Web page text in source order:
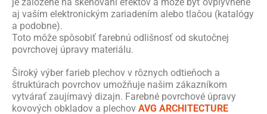
aj vaším elektronickým zariadením alebo tlačou (katalógy
a podobne).
Toto môže spôsobiť farebnú odlišnosť od skutočnej
povrchovej úpravy materiálu.
Široký výber farieb plechov v rôznych odtieňoch a
štruktúrach povrchov umožňuje našim zákazníkom
vytvárať zaujímavý dizajn. Farebné povrchové úpravy
kovových obkladov a plechov AVG ARCHITECTURE